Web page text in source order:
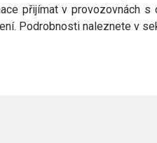
přijímat v provozovnách
Podrobnosti naleznete v